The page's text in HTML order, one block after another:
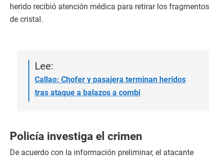
herido recibió atención médica para retirar los fragmentos
de cristal.
Lee:
Callao: Chofer y pasajera terminan heridos
tras ataque a balazos a combi
Policía investiga el crimen
De acuerdo con la información preliminar, el atacante